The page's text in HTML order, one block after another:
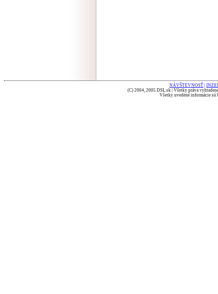
NÁVŠTEVNOSŤ
(C) 2004, 2005 DSL.sk | Všetky práva
Všetky uvedené informácie sú